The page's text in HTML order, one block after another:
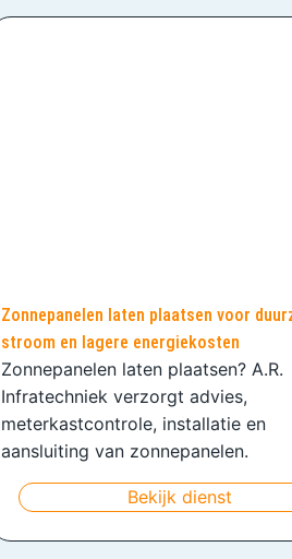
Zonnepanelen laten plaatsen voor
stroom en lagere energiekosten
Zonnepanelen laten plaatsen? A.R.
Infratechniek verzorgt advies,
meterkastcontrole, installatie en
aansluiting van zonnepanelen.
Bekijk dienst